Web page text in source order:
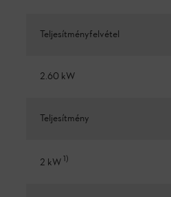
Teljesítményfelvétel
2.60 kW
Teljesítmény
2 kW1)